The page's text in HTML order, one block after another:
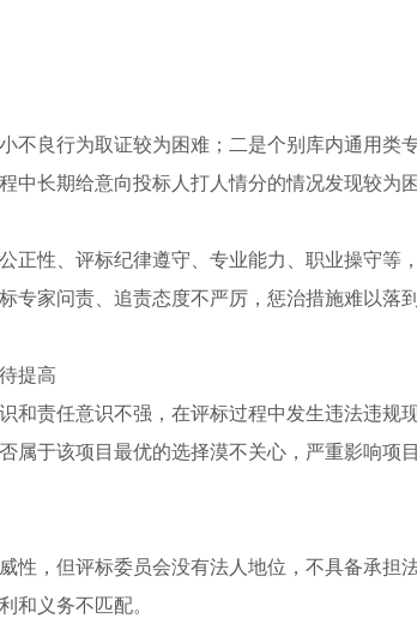
不良行为取证较为困难；二是个别库内通用类
中长期给意向投标人打人情分的情况发现较为
正性、评标纪律遵守、专业能力、职业操守等
专家问责、追责态度不严厉，惩治措施难以落
提高
和责任意识不强，在评标过程中发生违法违规
属于该项目最优的选择漠不关心，严重影响项
性，但评标委员会没有法人地位，不具备承担
和义务不匹配。